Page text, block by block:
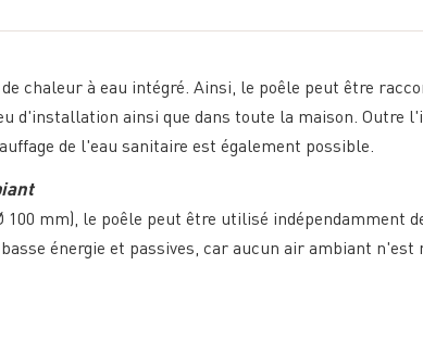
chaleur à eau intégré. Ainsi, le poêle peut être
d'installation ainsi que dans toute la maison. Outre
de l'eau sanitaire est également possible.
mm), le poêle peut être utilisé indépendamment
énergie et passives, car aucun air ambiant n'est